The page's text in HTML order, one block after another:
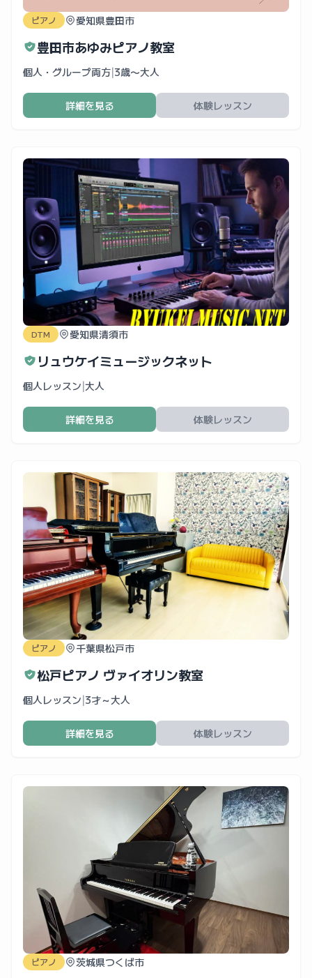
ピアノ 愛知県豊田市
豊田市あゆみピアノ教室
個人・グループ両方|3歳〜大人
詳細を見る 体験レッスン
DTM 愛知県清須市
リュウケイミュージックネット
個人レッスン|大人
詳細を見る 体験レッスン
ピアノ 千葉県松戸市
松戸ピアノ ヴァイオリン教室
個人レッスン|3才～大人
詳細を見る 体験レッスン
ピアノ 茨城県つくば市